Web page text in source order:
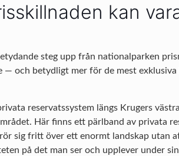
kan
steg upp från nationalparken
och betydligt mer för de mest
reservatssystem längs Krugers
Här finns ett pärlband av privata
sig fritt över ett enormt landskap utan
på det man ser och upplever under